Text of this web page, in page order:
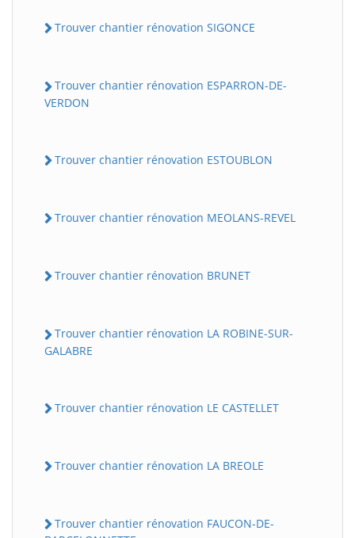
Trouver chantier rénovation SIGONCE
Trouver chantier rénovation ESPARRON-DE-
VERDON
Trouver chantier rénovation ESTOUBLON
Trouver chantier rénovation MEOLANS-REVEL
Trouver chantier rénovation BRUNET
Trouver chantier rénovation LA ROBINE-SUR-
GALABRE
Trouver chantier rénovation LE CASTELLET
Trouver chantier rénovation LA BREOLE
Trouver chantier rénovation FAUCON-DE-